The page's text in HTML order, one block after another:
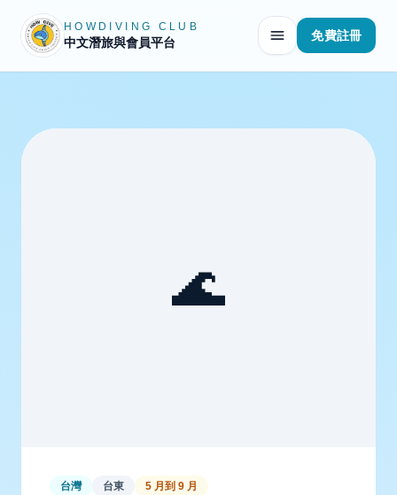
HOWDIVING CLUB
中文潛旅與會員平台 免費註冊
🌊
台灣 台東 5 月到 9 月